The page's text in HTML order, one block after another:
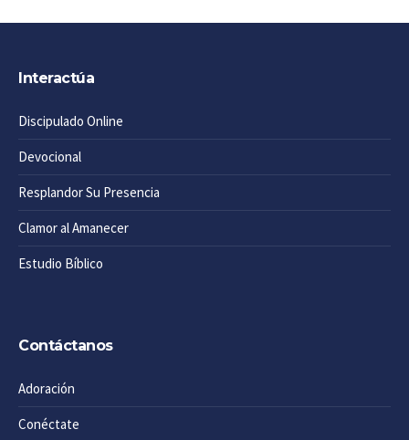
Interactúa
Discipulado Online
Devocional
Resplandor Su Presencia
Clamor al Amanecer
Estudio Bíblico
Contáctanos
Adoración
Conéctate